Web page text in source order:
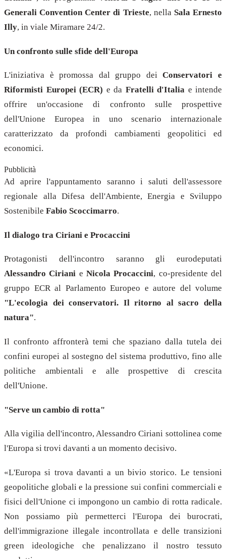
Generali Convention Center di Trieste, nella Sala Ernesto
Illy, in viale Miramare 24/2.
Un confronto sulle sfide dell'Europa
L'iniziativa è promossa dal gruppo deiConservatori e
Riformisti Europei (ECR) e da Fratelli d'Italia e intende
offrire un'occasione di confronto sulle prospettive
dell'Unione Europea in uno scenario internazionale
caratterizzato da profondi cambiamenti geopolitici ed
economici.
Pubblicità
Ad aprire l'appuntamento saranno i saluti dell'assessore
regionale alla Difesa dell'Ambiente, Energia e Sviluppo
Sostenibile Fabio Scoccimarro.
Il dialogo tra Ciriani e Procaccini
Protagonisti dell'incontro saranno gli eurodeputati
Alessandro Ciriani eNicola Procaccini, co-presidente del
gruppo ECR al Parlamento Europeo e autore del volume
"L'ecologia dei conservatori. Il ritorno al sacro della
natura".
Il confronto affronterà temi che spaziano dalla tutela dei
confini europei al sostegno del sistema produttivo, fino alle
politiche ambientali e alle prospettive di crescita
dell'Unione.
"Serve un cambio di rotta"
Alla vigilia dell'incontro, Alessandro Ciriani sottolinea come
l'Europa si trovi davanti a un momento decisivo.
«L'Europa si trova davanti a un bivio storico. Le tensioni
geopolitiche globali e la pressione sui confini commerciali e
fisici dell'Unione ci impongono un cambio di rotta radicale.
Non possiamo più permetterci l'Europa dei burocrati,
dell'immigrazione illegale incontrollata e delle transizioni
green ideologiche che penalizzano il nostro tessuto